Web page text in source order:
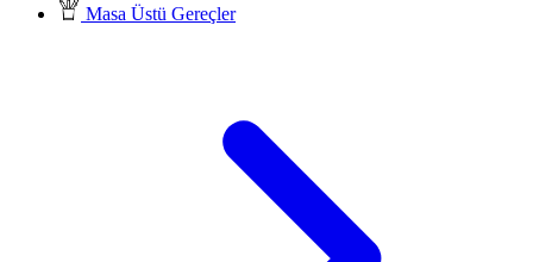
Masa Üstü Gereçler